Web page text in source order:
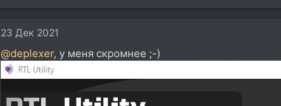
23 Дек 2021
@deplexer, у меня скромнее ;-)